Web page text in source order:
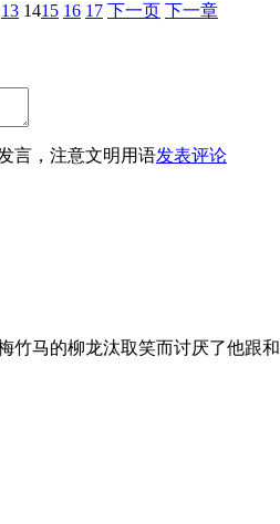
13 1415 16 17 下一页 下一章
言，注意文明用语发表评论
竹马的柳龙汰取笑而讨厌了他跟